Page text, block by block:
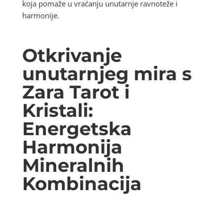
koja pomaže u vraćanju unutarnje ravnoteže i
harmonije.
Otkrivanje
unutarnjeg mira s
Zara Tarot i
Kristali:
Energetska
Harmonija
Mineralnih
Kombinacija